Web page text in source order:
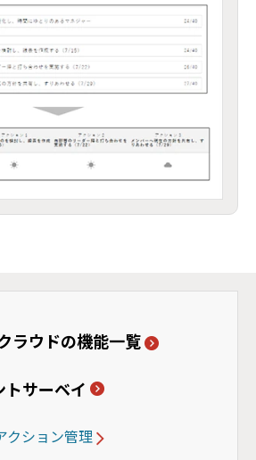
ラウドの機能一覧
サーベイ
クション管理